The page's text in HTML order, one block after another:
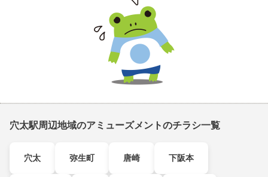
穴太駅周辺地域のアミューズメントのチラシ一覧
穴太 弥生町 唐崎 下阪本